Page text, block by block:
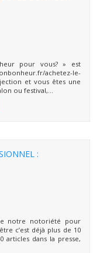
pour vous? » est
achetez-le-
et vous êtes une
ou festival,...
:
notre notoriété pour
c’est déjà plus de 10
articles dans la presse,